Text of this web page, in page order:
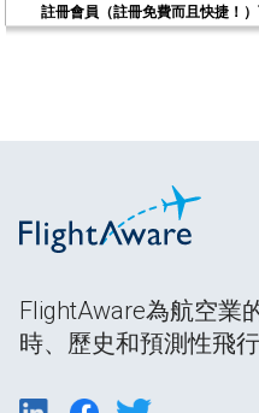
註冊會員（註冊免費而且快捷！
FlightAware為航空業
時、歷史和預測性飛行